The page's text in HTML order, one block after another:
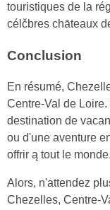
touristiques de la
célčbres chāteaux
Conclusion
En résumé,
Centre-Val de
destination de
ou d'une aventure
offrir ą tout le monde.
Alors, n'attendez
Chezelles, Centre-